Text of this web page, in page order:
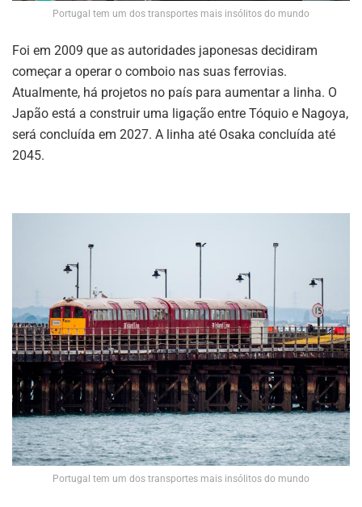
Portugal tem um dos transportes mais insólitos do mundo
Foi em 2009 que as autoridades japonesas decidiram
começar a operar o comboio nas suas ferrovias.
Atualmente, há projetos no país para aumentar a linha. O
Japão está a construir uma ligação entre Tóquio e Nagoya,
será concluída em 2027. A linha até Osaka concluída até
2045.
Portugal tem um dos transportes mais insólitos do mundo